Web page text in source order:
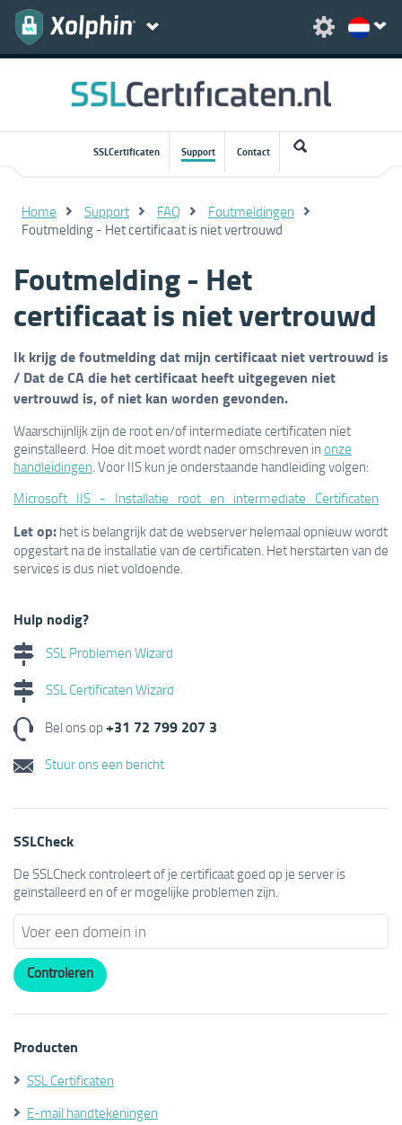
SSLCertificaten Support Contact
Home Support FAQ Foutmeldingen
Foutmelding - Het certificaat is niet vertrouwd
Foutmelding - Het
certificaat is niet vertrouwd
Ik krijg de foutmelding dat mijn certificaat niet vertrouwd is
/ Dat de CA die het certificaat heeft uitgegeven niet
vertrouwd is, of niet kan worden gevonden.
Waarschijnlijk zijn de root en/of intermediate certificaten niet
geinstalleerd. Hoe dit moet wordt nader omschreven in onze
handleidingen. Voor IIS kun je onderstaande handleiding volgen:
Microsoft_IIS_-_Installatie_root_en_intermediate_Certificaten
Let op: het is belangrijk dat de webserver helemaal opnieuw wordt
opgestart na de installatie van de certificaten. Het herstarten van de
services is dus niet voldoende.
Hulp nodig?
SSL Problemen Wizard
SSL Certificaten Wizard
Bel ons op +31 72 799 207 3
Stuur ons een bericht
SSLCheck
De SSLCheck controleert of je certificaat goed op je server is
geïnstalleerd en of er mogelijke problemen zijn.
Producten
SSL Certificaten
E-mail handtekeningen